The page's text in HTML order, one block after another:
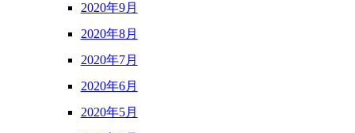
2020年9月
2020年8月
2020年7月
2020年6月
2020年5月